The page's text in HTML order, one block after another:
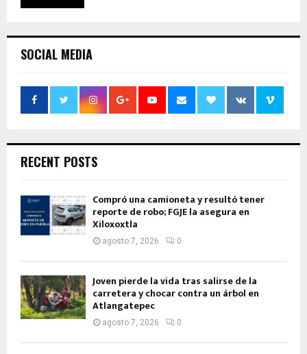
SOCIAL MEDIA
RECENT POSTS
Compró una camioneta y resultó tener
reporte de robo; FGJE la asegura en
Xiloxoxtla
agosto 7, 2026 0
Joven pierde la vida tras salirse de la
carretera y chocar contra un árbol en
Atlangatepec
agosto 7, 2026 0